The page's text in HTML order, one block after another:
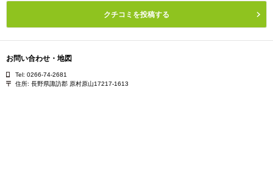
クチコミを投稿する
お問い合わせ・地図
Tel: 0266-74-2681
住所: 長野県諏訪郡 原村原山17217-1613